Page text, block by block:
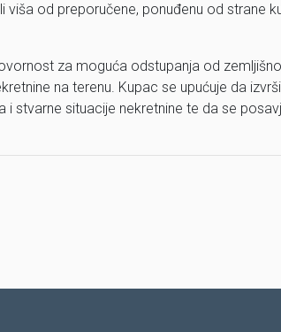
viša od preporučene, ponuđenu od strane
za moguća odstupanja od
na terenu. Kupac se upućuje da
stvarne situacije nekretnine te da se